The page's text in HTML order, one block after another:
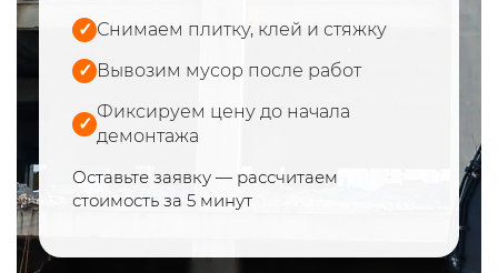
✓ Снимаем плитку, клей и стяжку
✓ Вывозим мусор после работ
✓
Фиксируем цену до начала
демонтажа
Оставьте заявку — рассчитаем
стоимость за 5 минут